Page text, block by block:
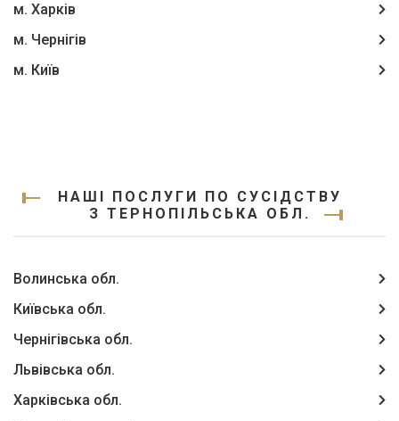
м. Харків
м. Чернігів
м. Київ
НАШІ ПОСЛУГИ ПО СУСІДСТВУ
З ТЕРНОПІЛЬСЬКА ОБЛ.
Волинська обл.
Київська обл.
Чернігівська обл.
Львівська обл.
Харківська обл.